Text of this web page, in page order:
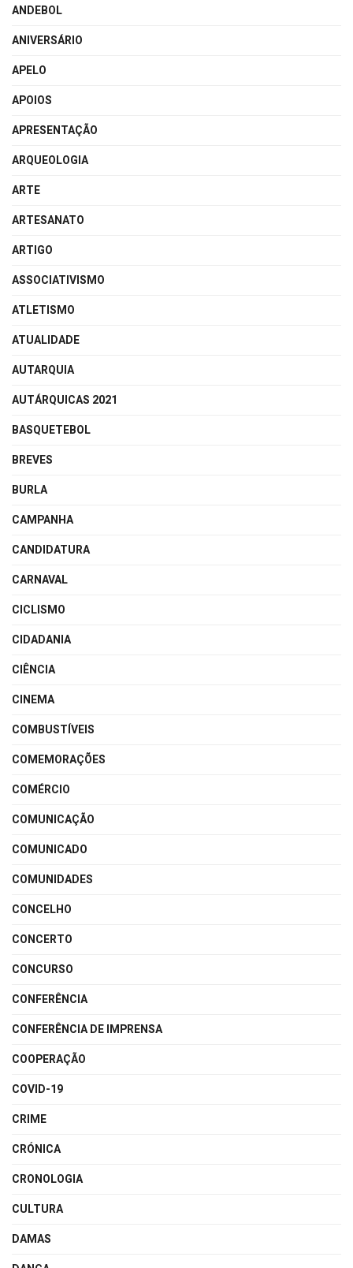
ANDEBOL
ANIVERSÁRIO
APELO
APOIOS
APRESENTAÇÃO
ARQUEOLOGIA
ARTE
ARTESANATO
ARTIGO
ASSOCIATIVISMO
ATLETISMO
ATUALIDADE
AUTARQUIA
AUTÁRQUICAS 2021
BASQUETEBOL
BREVES
BURLA
CAMPANHA
CANDIDATURA
CARNAVAL
CICLISMO
CIDADANIA
CIÊNCIA
CINEMA
COMBUSTÍVEIS
COMEMORAÇÕES
COMÉRCIO
COMUNICAÇÃO
COMUNICADO
COMUNIDADES
CONCELHO
CONCERTO
CONCURSO
CONFERÊNCIA
CONFERÊNCIA DE IMPRENSA
COOPERAÇÃO
COVID-19
CRIME
CRÓNICA
CRONOLOGIA
CULTURA
DAMAS